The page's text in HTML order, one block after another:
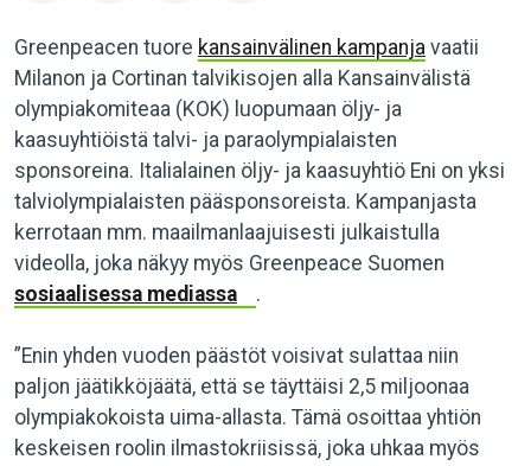
Greenpeacen tuore kansainvälinen kampanja vaatii
Milanon ja Cortinan talvikisojen alla Kansainvälistä
olympiakomiteaa (KOK) luopumaan öljy- ja
kaasuyhtiöistä talvi- ja paraolympialaisten
sponsoreina. Italialainen öljy- ja kaasuyhtiö Eni on yksi
talviolympialaisten pääsponsoreista. Kampanjasta
kerrotaan mm. maailmanlaajuisesti julkaistulla
videolla, joka näkyy myös Greenpeace Suomen
sosiaalisessa mediassa
.
”Enin yhden vuoden päästöt voisivat sulattaa niin
paljon jäätikköjäätä, että se täyttäisi 2,5 miljoonaa
olympiakokoista uima-allasta. Tämä osoittaa yhtiön
keskeisen roolin ilmastokriisissä, joka uhkaa myös